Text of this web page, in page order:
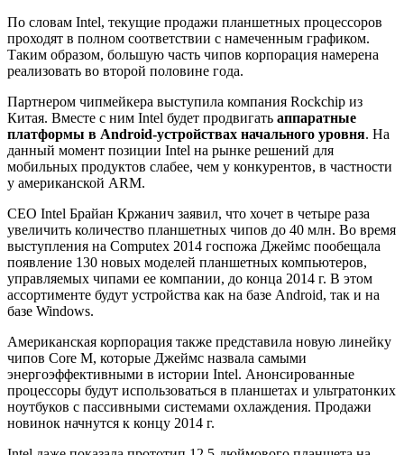
По словам Intel, текущие продажи планшетных процессоров
проходят в полном соответствии с намеченным графиком.
Таким образом, большую часть чипов корпорация намерена
реализовать во второй половине года.
Партнером чипмейкера выступила компания Rockchip из
Китая. Вместе с ним Intel будет продвигать аппаратные
платформы в Android-устройствах начального уровня. На
данный момент позиции Intel на рынке решений для
мобильных продуктов слабее, чем у конкурентов, в частности
у американской ARM.
CEO Intel Брайан Кржанич заявил, что хочет в четыре раза
увеличить количество планшетных чипов до 40 млн. Во время
выступления на Computex 2014 госпожа Джеймс пообещала
появление 130 новых моделей планшетных компьютеров,
управляемых чипами ее компании, до конца 2014 г. В этом
ассортименте будут устройства как на базе Android, так и на
базе Windows.
Американская корпорация также представила новую линейку
чипов Core M, которые Джеймс назвала самыми
энергоэффективными в истории Intel. Анонсированные
процессоры будут использоваться в планшетах и ультратонких
ноутбуков с пассивными системами охлаждения. Продажи
новинок начнутся к концу 2014 г.